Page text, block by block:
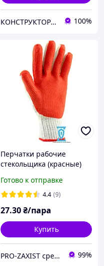
КОНСТРУКТОР онлайн-магазин 100%
Перчатки рабочие
стекольщика (красные)
Готово к отправке
4.4 (9)
27.30₴/пара
Купить
PRO-ZAXIST средства защиты для профессионалов. 99%